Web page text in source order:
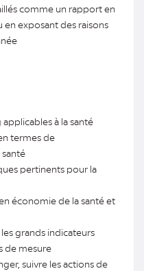
comme un rapport en
exposant des raisons
à la santé
termes de
pertinents pour la
économie de la santé et
grands indicateurs
de mesure
suivre les actions de